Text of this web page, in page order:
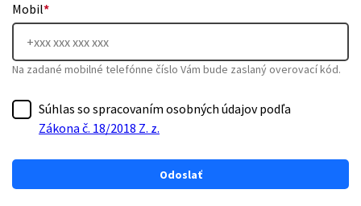
Mobil*
Na zadané mobilné telefónne číslo Vám bude zaslaný overovací kód.
Súhlas so spracovaním osobných údajov podľa
Zákona č. 18/2018 Z. z.